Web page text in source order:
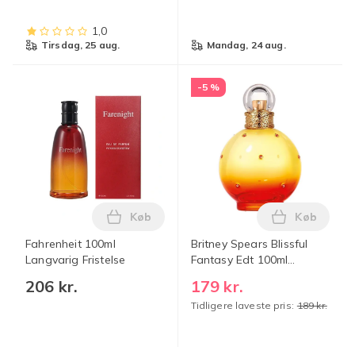
1,0
tirsdag, 25 aug. mandag, 24 aug.
Fahrenheit 100ml
Langvarig Fristelse
206 kr.
Læg Fahrenheit 100ml Langvarig
Køb
-5 %
Britney Spears Blissful
Fantasy Edt 100ml
179 kr.
Tidligere laveste pris: 189 kr.
Læg
Køb